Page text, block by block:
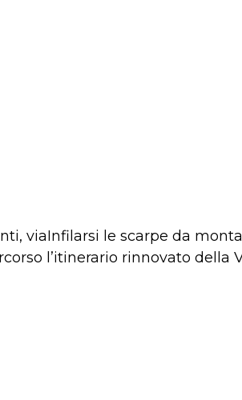
viaInfilarsi le scarpe da
l’itinerario rinnovato della